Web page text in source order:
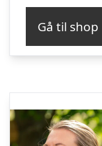
Gå til shop